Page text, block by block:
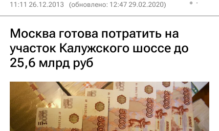
11:11 26.12.2013 (обновлено: 12:47 29.02.2020)
Москва готова потратить на
участок Калужского шоссе до
25,6 млрд руб